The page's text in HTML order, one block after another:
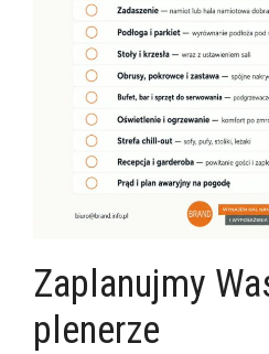
Zaplanujmy
plenerze